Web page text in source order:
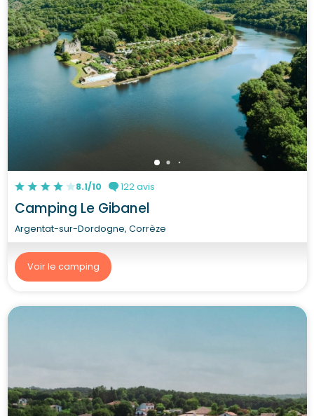
8.1/10 122 avis
Camping Le Gibanel
Argentat-sur-Dordogne, Corrèze
Voir le camping